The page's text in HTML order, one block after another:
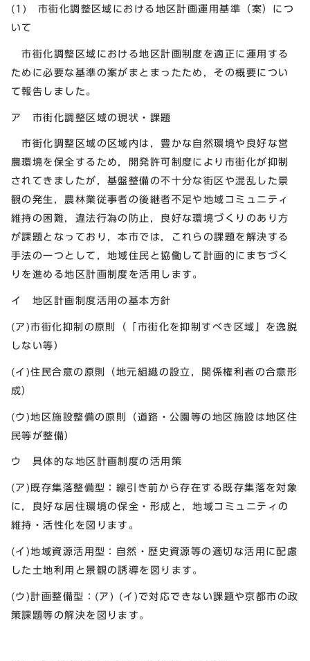
(1) 市街化調整区域における地区計画運用基準（案）につ
いて
市街化調整区域における地区計画制度を適正に運用する
ために必要な基準の案がまとまったため，その概要につい
て報告しました。
ア 市街化調整区域の現状・課題
市街化調整区域の区域内は，豊かな自然環境や良好な営
農環境を保全するため，開発許可制度により市街化が抑制
されてきましたが，基盤整備の不十分な街区や混乱した景
観の発生，農林業従事者の後継者不足や地域コミュニティ
維持の困難，違法行為の防止，良好な環境づくりのあり方
が課題となっており，本市では，これらの課題を解決する
手法の一つとして，地域住民と協働して計画的にまちづく
りを進める地区計画制度を活用します。
イ 地区計画制度活用の基本方針
(ア)市街化抑制の原則（「市街化を抑制すべき区域」を逸脱
しない等）
(イ)住民合意の原則（地元組織の設立，関係権利者の合意形
成）
(ウ)地区施設整備の原則（道路・公園等の地区施設は地区住
民等が整備）
ウ 具体的な地区計画制度の活用策
(ア)既存集落整備型：線引き前から存在する既存集落を対象
に，良好な居住環境の保全・形成と，地域コミュニティの
維持・活性化を図ります。
(イ)地域資源活用型：自然・歴史資源等の適切な活用に配慮
した土地利用と景観の誘導を図ります。
(ウ)計画整備型：(ア) (イ)で対応できない課題や京都市の政
策課題等の解決を図ります。